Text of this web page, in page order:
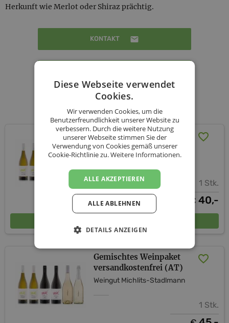
Herkunft wie Merlot oder Shiraz prächtig.
KONTAKT
Gemischtes Weinpaket
versandkostenfrei (AT)
Weingut Michlits-Stadlmann
1 Stk.
€ 40,-
Gemischtes Weinpaket
versandkostenfrei (AT)
Weingut Michlits-Stadlmann
1 Stk.
Diese Webseite verwendet
Cookies.
Wir verwenden Cookies, um die
Benutzerfreundlichkeit unserer Website zu
verbessern. Durch die weitere Nutzung
unserer Webseite stimmen Sie der
Verwendung von Cookies gemäß unserer
Cookie-Richtlinie zu.Weitere Informationen.
ALLE AKZEPTIEREN
ALLE ABLEHNEN
DETAILS ANZEIGEN